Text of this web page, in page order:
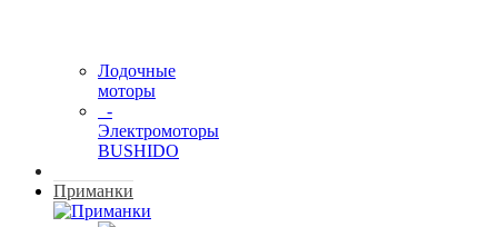
Лодочные
моторы
-
Электромоторы
BUSHIDO
Приманки